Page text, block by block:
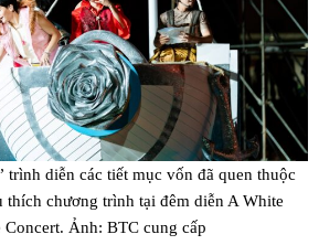
trình diễn các tiết mục vốn đã quen thuộc
thích chương trình tại đêm diễn A White
Concert. Ảnh: BTC cung cấp